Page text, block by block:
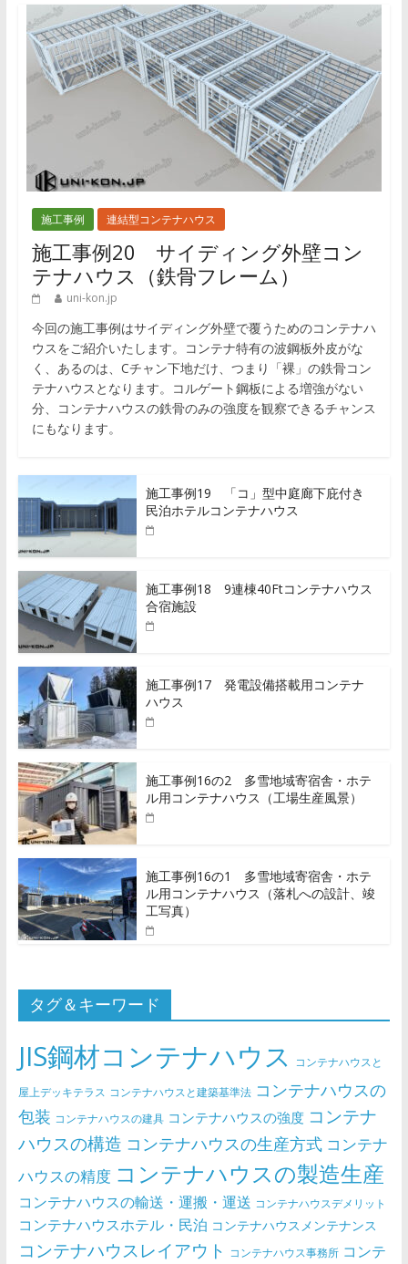
施工事例 連結型コンテナハウス
施工事例20 サイディング外壁コン
テナハウス（鉄骨フレーム）
uni-kon.jp
今回の施工事例はサイディング外壁で覆うためのコンテナハ
ウスをご紹介いたします。コンテナ特有の波鋼板外皮がな
く、あるのは、Cチャン下地だけ、つまり「裸」の鉄骨コン
テナハウスとなります。コルゲート鋼板による増強がない
分、コンテナハウスの鉄骨のみの強度を観察できるチャンス
にもなります。
施工事例19 「コ」型中庭廊下庇付き
民泊ホテルコンテナハウス
施工事例18 9連棟40Ftコンテナハウス
合宿施設
施工事例17 発電設備搭載用コンテナ
ハウス
施工事例16の2 多雪地域寄宿舎・ホテ
ル用コンテナハウス（工場生産風景）
施工事例16の1 多雪地域寄宿舎・ホテ
ル用コンテナハウス（落札への設計、竣
工写真）
タグ＆キーワード
JIS鋼材コンテナハウス コンテナハウスと
屋上デッキテラス コンテナハウスと建築基準法 コンテナハウスの
包装 コンテナハウスの建具 コンテナハウスの強度 コンテナ
ハウスの構造 コンテナハウスの生産方式 コンテナ
ハウスの精度 コンテナハウスの製造生産
コンテナハウスの輸送・運搬・運送 コンテナハウスデメリット
コンテナハウスホテル・民泊 コンテナハウスメンテナンス
コンテナハウスレイアウト コンテナハウス事務所 コンテ